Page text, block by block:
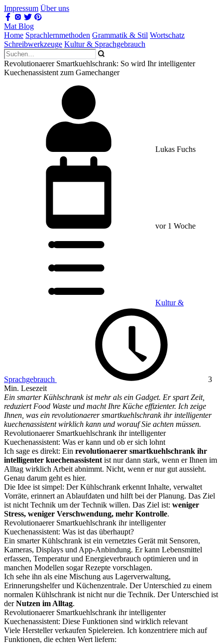
Impressum Über uns
Mat Blog
Home Sprachlernmethoden Grammatik & Stil Wortschatz
Schreibwerkzeuge Kultur & Sprachgebrauch
Revolutionaerer Smartkuehlschrank: So wird Ihr intelligenter
Kuechenassistent zum Gamechanger
Lukas Fuchs
vor 1 Woche
Kultur &
Sprachgebrauch
3
Min. Lesezeit
Ein smarter Kühlschrank ist mehr als ein Gadget. Er spart Zeit,
reduziert Food Waste und macht Ihre Küche effizienter. Ich zeige
Ihnen, was ein revolutionaerer smartkuehlschrank ihr intelligenter
kuechenassistent wirklich kann und worauf Sie achten müssen.
Revolutionaerer Smartkuehlschrank ihr intelligenter
Kuechenassistent: Was er kann und ob er sich lohnt
Ich sage es direkt: Ein revolutionaerer smartkuehlschrank ihr
intelligenter kuechenassistent ist nur dann stark, wenn er Ihnen im
Alltag wirklich Arbeit abnimmt. Nicht, wenn er nur gut aussieht.
Genau darum geht es hier.
Die Idee ist simpel: Der Kühlschrank erkennt Inhalte, verwaltet
Vorräte, erinnert an Ablaufdaten und hilft bei der Planung. Das Ziel
ist nicht Technik um der Technik willen. Das Ziel ist: weniger
Stress, weniger Verschwendung, mehr Kontrolle.
Revolutionaerer Smartkuehlschrank ihr intelligenter
Kuechenassistent: Was ist das überhaupt?
Ein smarter Kühlschrank ist ein vernetztes Gerät mit Sensoren,
Kameras, Displays und App-Anbindung. Er kann Lebensmittel
erfassen, Temperatur und Energieverbrauch optimieren und in
manchen Modellen sogar Rezepte vorschlagen.
Ich sehe ihn als eine Mischung aus Lagerverwaltung,
Erinnerungshelfer und Küchenzentrale. Der Unterschied zu einem
normalen Kühlschrank ist nicht nur die Technik. Der Unterschied ist
derNutzen im Alltag.
Revolutionaerer Smartkuehlschrank ihr intelligenter
Kuechenassistent: Diese Funktionen sind wirklich relevant
Viele Hersteller verkaufen Spielereien. Ich konzentriere mich auf
Funktionen, die echten Wert liefern: